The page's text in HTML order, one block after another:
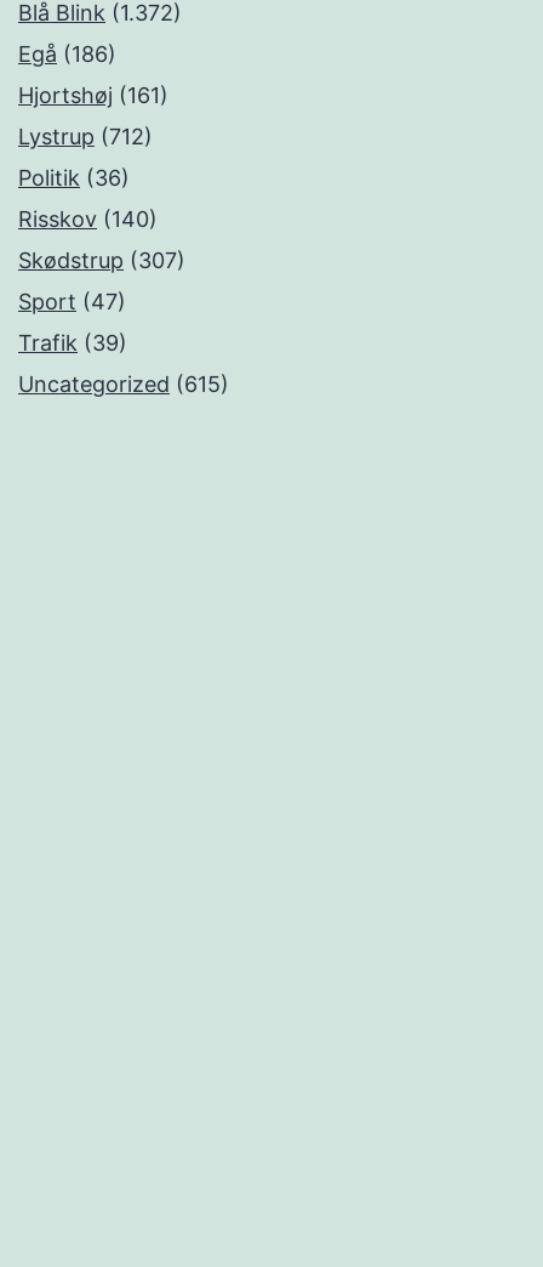
Blå Blink (1.372)
Egå (186)
Hjortshøj (161)
Lystrup (712)
Politik (36)
Risskov (140)
Skødstrup (307)
Sport (47)
Trafik (39)
Uncategorized (615)